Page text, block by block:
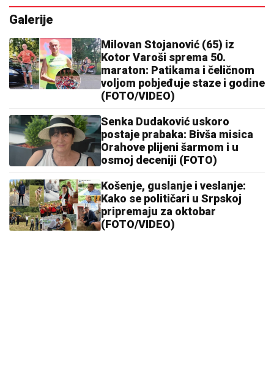
Galerije
Milovan Stojanović (65) iz
Kotor Varoši sprema 50.
maraton: Patikama i čeličnom
voljom pobjeđuje staze i godine
(FOTO/VIDEO)
Senka Dudaković uskoro
postaje prabaka: Bivša misica
Orahove plijeni šarmom i u
osmoj deceniji (FOTO)
Košenje, guslanje i veslanje:
Kako se političari u Srpskoj
pripremaju za oktobar
(FOTO/VIDEO)